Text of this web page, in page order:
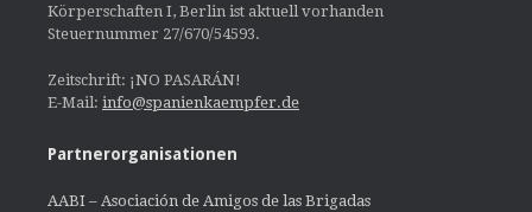
Körperschaften I, Berlin ist aktuell vorhanden
Steuernummer 27/670/54593.
Zeitschrift: ¡NO PASARÁN!
E-Mail: info@spanienkaempfer.de
Partnerorganisationen
AABI – Asociación de Amigos de las Brigadas